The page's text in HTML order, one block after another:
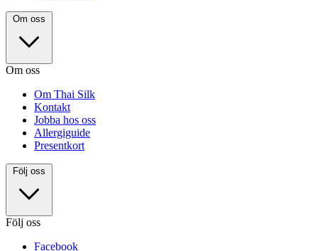
Om oss
Om oss
Om Thai Silk
Kontakt
Jobba hos oss
Allergiguide
Presentkort
Följ oss
Följ oss
Facebook